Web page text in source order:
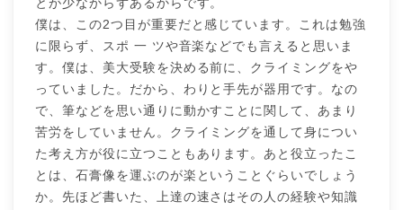
とが少なからずあるからです。
僕は、この2つ目が重要だと感じています。これは勉強
に限らず、スポ 一 ツや音楽などでも言えると思いま
す。僕は、美大受験を決める前に、クライミングをや
っていました。だから、わりと手先が器用です。なの
で、筆などを思い通りに動かすことに関して、あまり
苦労をしていません。クライミングを通して身につい
た考え方が役に立つこともあります。あと役立ったこ
とは、石膏像を運ぶのが楽ということぐらいでしょう
か。先ほど書いた、上達の速さはその人の経験や知識